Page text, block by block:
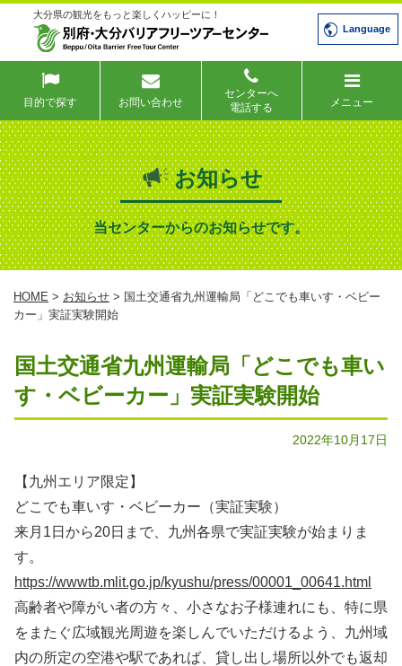
大分県の観光をもっと楽しくハッピーに！
Language
目的で探す お問い合わせ
センターへ
電話する
メニュー
お知らせ
当センターからのお知らせです。
HOME > お知らせ > 国土交通省九州運輸局「どこでも車いす・ベビー
カー」実証実験開始
国土交通省九州運輸局「どこでも車い
す・ベビーカー」実証実験開始
2022年10月17日
【九州エリア限定】
どこでも車いす・ベビーカー（実証実験）
来月1日から20日まで、九州各県で実証実験が始まりま
す。
https://wwwtb.mlit.go.jp/kyushu/press/00001_00641.html
高齢者や障がい者の方々、小さなお子様連れにも、特に県
をまたぐ広域観光周遊を楽しんでいただけるよう、九州域
内の所定の空港や駅であれば、貸し出し場所以外でも返却